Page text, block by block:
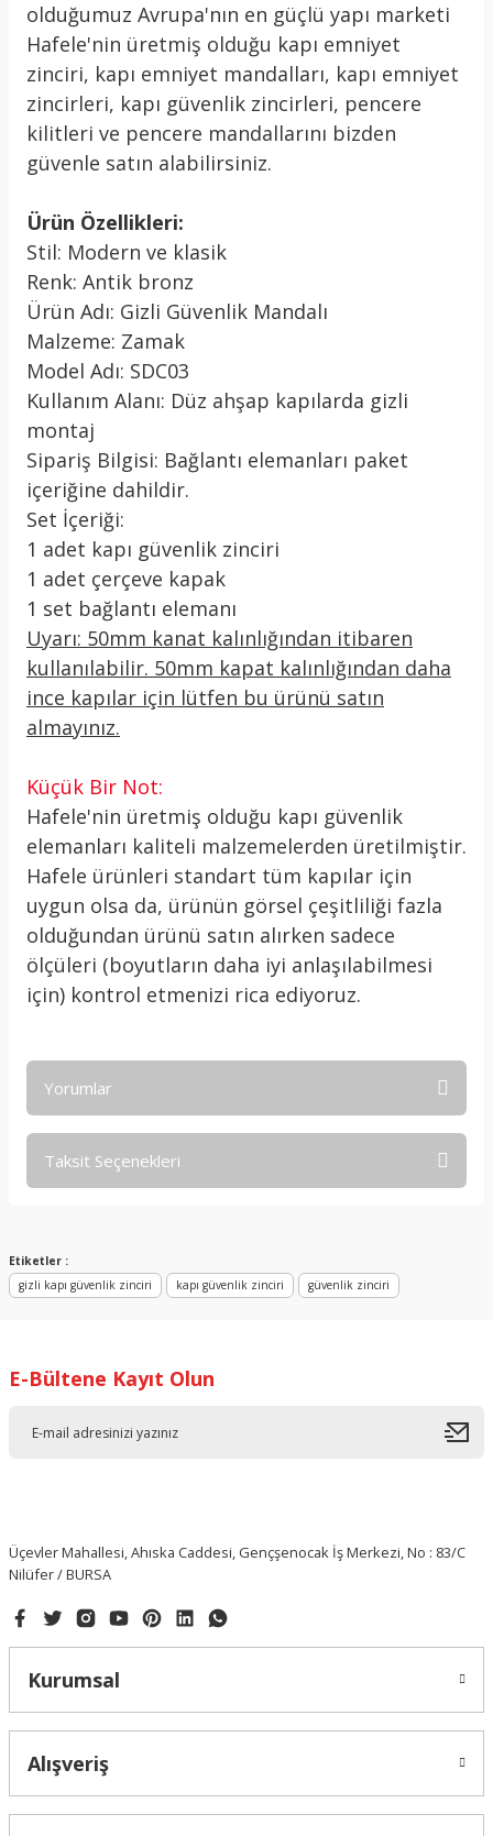
olduğumuz Avrupa'nın en güçlü yapı marketi
Hafele'nin üretmiş olduğu kapı emniyet
zinciri, kapı emniyet mandalları, kapı emniyet
zincirleri, kapı güvenlik zincirleri, pencere
kilitleri ve pencere mandallarını bizden
güvenle satın alabilirsiniz.
Ürün Özellikleri:
Stil: Modern ve klasik
Renk: Antik bronz
Ürün Adı: Gizli Güvenlik Mandalı
Malzeme: Zamak
Model Adı: SDC03
Kullanım Alanı: Düz ahşap kapılarda gizli
montaj
Sipariş Bilgisi: Bağlantı elemanları paket
içeriğine dahildir.
Set İçeriği:
1 adet kapı güvenlik zinciri
1 adet çerçeve kapak
1 set bağlantı elemanı
Uyarı: 50mm kanat kalınlığından itibaren
kullanılabilir. 50mm kapat kalınlığından daha
ince kapılar için lütfen bu ürünü satın
almayınız.
Küçük Bir Not:
Hafele'nin üretmiş olduğu kapı güvenlik
elemanları kaliteli malzemelerden üretilmiştir.
Hafele ürünleri standart tüm kapılar için
uygun olsa da, ürünün görsel çeşitliliği fazla
olduğundan ürünü satın alırken sadece
ölçüleri (boyutların daha iyi anlaşılabilmesi
için) kontrol etmenizi rica ediyoruz.
Yorumlar
Taksit Seçenekleri
Etiketler :
gizli kapı güvenlik zinciri
kapı güvenlik zinciri güvenlik zinciri
E-Bültene Kayıt Olun
Üçevler Mahallesi, Ahıska Caddesi, Gençşenocak İş Merkezi, No : 83/C
Nilüfer / BURSA
Kurumsal
Alışveriş